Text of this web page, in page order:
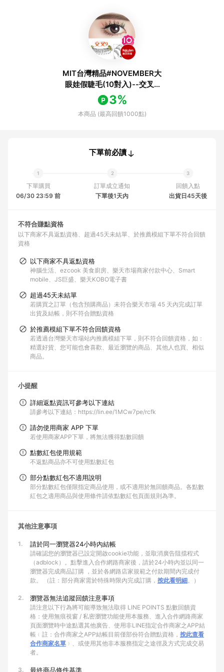
MIT台灣精品#NOVEMBER大
眼娃假睫毛(10對入)--交叉9
黑 [73701]
3%
本商品 (最高回饋1000點)
下單前必讀
下單購買
06/30 23:59 前
訂單成立通知
下單後1天內
回饋入點
出貨日45天後
不符合賺點資格
以下商家不具返點資格 超過45天未結單
於推薦模組下單不符合回饋
資格
以下商家不具返點資格
神腦生活、ezcook 美食廚房、樂天市場商家付款中心、Smart
mobile、JS巨盛、樂天KOBO電子書
超過45天未結單
若購買之訂單（包含預購商品）未符合樂天市場 45 天內完成訂單
出貨及結帳，則不符合贈點資格
於推薦模組下單不符合回饋資格
若透過台灣樂天市場站內推薦模組下單，則不符合回饋資格，如：
精選好貨、您可能也會喜歡、最近瀏覽的商品、其他人也買、相似
商品。
小提醒
詳細返點資訊可參考以下連結
請參考以下連結：https://lin.ee/1MCw7pe/rcfk
請勿使用商家 APP 下單
若使用商家APP下單，將無法獲得點數回饋
點數紅包使用規範
不返點商品亦不可使用點數紅包
部分點數紅包不適用說明
部分點數紅包僅限指定商品使用，或不適用於無回饋商品。各點數
紅包之適用商品與使用條件請依點數紅包頁面規則為準。
其他注意事項
1. 請於同一瀏覽器24小時內結帳
請確認您的瀏覽器已設定開啟cookie功能，並取消廣告阻擋程式
（adblock）。點擊進入合作網路商家後，請於24小時內並以同一
瀏覽器完成商品訂購 ，並於各網路店家規範之付款期間內完成付
款。 （註：部分商家需於特殊時限內完成訂購， 按此看明細。）
2. 瀏覽器無法追蹤回饋注意事項
請注意以下行為將可能導致無法取得 LINE POINTS 點數回饋資
格：使用無痕視窗 / 私密瀏覽功能使用本服務、進入合作網路商家
頁面瀏覽時中途點選其他廣告、使用非LINE指定合作商家之APP結
帳﹙註：合作商家之APP結帳目前僅部份符合贈點資格， 按此查看
合作商家名單 ﹚、或使用其他非本服務指定之途徑及方式完成交易
者。
3. 最終商品條件基準